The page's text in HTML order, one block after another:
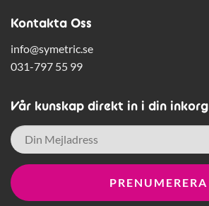
Kontakta Oss
info@symetric.se
031-797 55 99
Vår kunskap direkt in i din inkorg
E-
post *